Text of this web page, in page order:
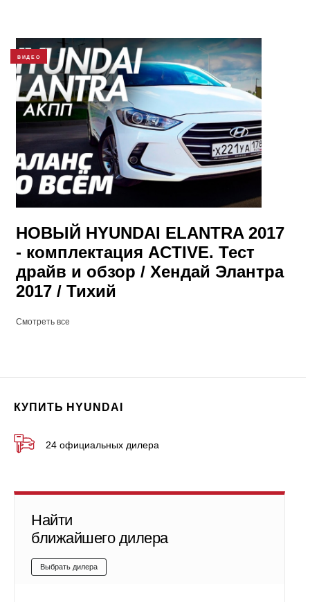
ВИДЕО
НОВЫЙ HYUNDAI ELANTRA 2017
- комплектация ACTIVE. Тест
драйв и обзор / Хендай Элантра
2017 / Тихий
Смотреть все
КУПИТЬ HYUNDAI
24 официальных дилера
Найти
ближайшего дилера
Выбрать дилера